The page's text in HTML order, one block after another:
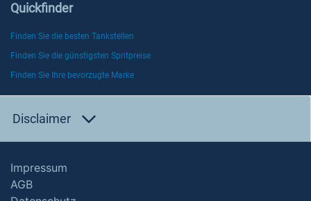
Quickfinder
Finden Sie die besten Tankstellen
Finden Sie die günstigsten Spritpreise
Finden Sie Ihre bevorzugte Marke
Disclaimer
Impressum
AGB